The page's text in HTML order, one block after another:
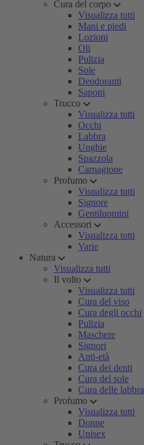
Cura del corpo
Visualizza tutti
Mani e piedi
Lozioni
Oli
Pulizia
Sole
Deodoranti
Saponi
Trucco
Visualizza tutti
Occhi
Labbra
Unghie
Spazzola
Carnagione
Profumo
Visualizza tutti
Signore
Gentiluomini
Accessori
Visualizza tutti
Varie
Natura
Visualizza tutti
Il volto
Visualizza tutti
Cura del viso
Cura degli occhi
Pulizia
Maschere
Signori
Anti-età
Cura dei denti
Cura del sole
Cura delle labbra
Profumo
Visualizza tutti
Donne
Unisex